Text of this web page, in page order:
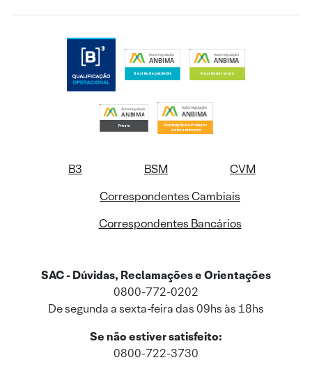
B3 BSM
CVM
Correspondentes Cambiais
Correspondentes Bancários
SAC - Dúvidas, Reclamações e Orientações
0800-772-0202
De segunda a sexta-feira das 09hs às 18hs
Se não estiver satisfeito:
0800-722-3730